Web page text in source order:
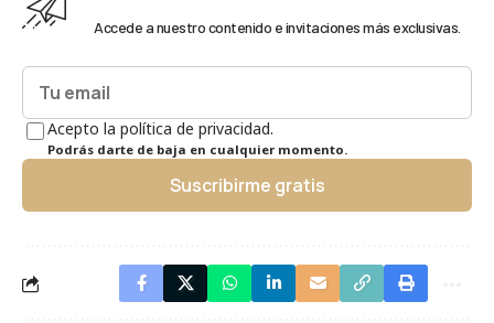
Accede a nuestro contenido e invitaciones más exclusivas.
Acepto la política de privacidad.
Podrás darte de baja en cualquier momento.
Suscribirme gratis